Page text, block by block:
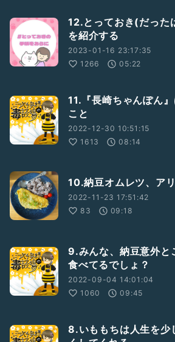
12.とっておき(だった
を紹介する
2023-01-16 23:17:35
1266
05:22
11.『長崎ちゃんぽん
こと
2022-12-30 10:51:15
1613
08:14
10.納豆オムレツ、ア
2022-11-23 17:51:42
83
09:18
9.みんな、納豆意外と
食べてるでしょ？
2022-09-04 14:01:04
1060
09:45
8.いももちは人生を少